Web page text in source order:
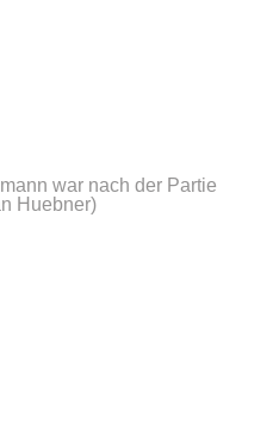
war nach der Partie
Huebner)